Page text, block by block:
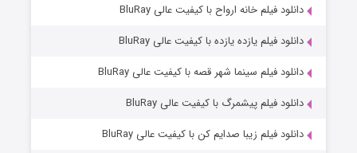
دانلود فیلم خانه ارواح با کیفیت عالی BluRay
دانلود فیلم یازده یازده با کیفیت عالی BluRay
دانلود فیلم سینما شهر قصه با کیفیت عالی BluRay
دانلود فیلم پیشمرگ با کیفیت عالی BluRay
دانلود فیلم زیبا صدایم کن با کیفیت عالی BluRay